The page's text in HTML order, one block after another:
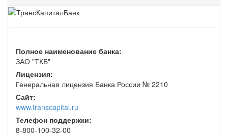
Полное наименование банка:
ЗАО "ТКБ"
Лицензия:
Генеральная лицензия Банка России № 2210
Сайт:
www.transcapital.ru
Телефон поддержки:
8-800-100-32-00